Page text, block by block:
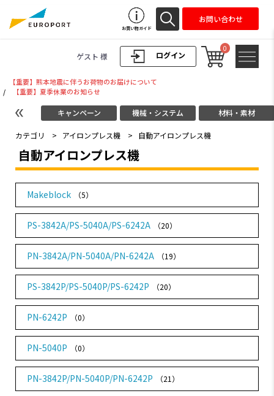
ログイン
ゲスト 様
0
お買い物ガイド
お問い合わせ
【重要】熊本地震に伴うお荷物のお届けについて
/
【重要】夏季休業のお知らせ
キャンペーン 機械・システム 材料・素材
カテゴリ > アイロンプレス機 > 自動アイロンプレス機
自動アイロンプレス機
Makeblock （5）
PS-3842A/PS-5040A/PS-6242A （20）
PN-3842A/PN-5040A/PN-6242A （19）
PS-3842P/PS-5040P/PS-6242P （20）
PN-6242P （0）
PN-5040P （0）
PN-3842P/PN-5040P/PN-6242P （21）